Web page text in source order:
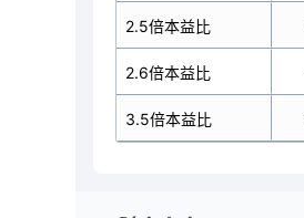
2.5倍本益比
2.6倍本益比
3.5倍本益比
107.27
111.57
150.19